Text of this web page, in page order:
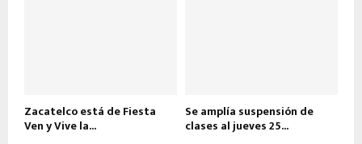
Zacatelco está de Fiesta
Ven y Vive la...
Se amplía suspensión de
clases al jueves 25...